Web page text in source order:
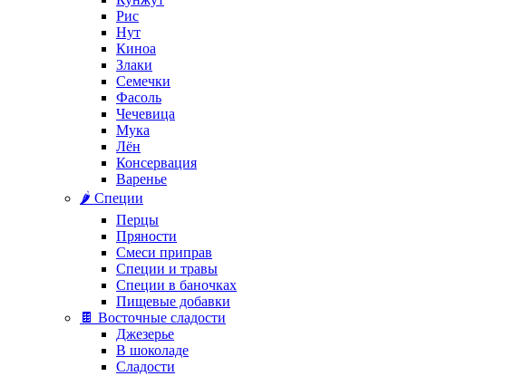
Рис
Нут
Киноа
Злаки
Семечки
Фасоль
Чечевица
Мука
Лён
Консервация
Варенье
🌶️ Специи
Перцы
Пряности
Смеси приправ
Специи и травы
Специи в баночках
Пищевые добавки
🍫 Восточные сладости
Джезерье
В шоколаде
Сладости